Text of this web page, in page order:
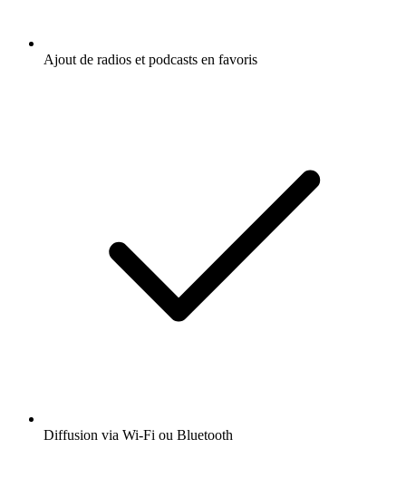
Ajout de radios et podcasts en favoris
Diffusion via Wi-Fi ou Bluetooth